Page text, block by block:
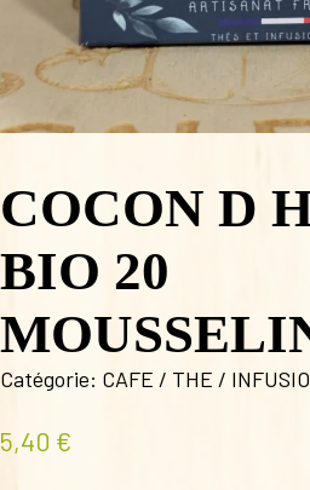
COCON D
BIO 20
Catégorie: CAFE / THE /
5,40 €